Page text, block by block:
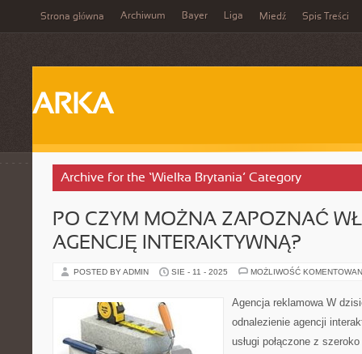
Strona główna Archiwum Bayer Liga Miedź Spis Treści
ARKA
Archive for the ‘Wielka Brytania’ Category
PO CZYM MOŻNA ZAPOZNAĆ
AGENCJĘ INTERAKTYWNĄ?
POSTED BY ADMIN SIE - 11 - 2025 MOŻLIWOŚĆ
Agencja reklamowa W
odnalezienie agencji
usługi połączone z